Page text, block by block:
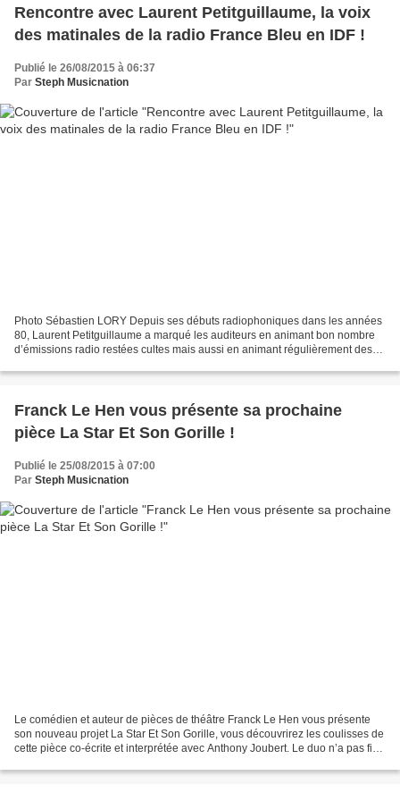
Rencontre avec Laurent Petitguillaume, la voix
des matinales de la radio France Bleu en IDF !
Publié le 26/08/2015 à 06:37
Par Steph Musicnation
Photo Sébastien LORY Depuis ses débuts radiophoniques dans les années
80, Laurent Petitguillaume a marqué les auditeurs en animant bon nombre
d’émissions radio restées cultes mais aussi en animant régulièrement des
Franck Le Hen vous présente sa prochaine
pièce La Star Et Son Gorille !
Publié le 25/08/2015 à 07:00
Par Steph Musicnation
Le comédien et auteur de pièces de théâtre Franck Le Hen vous présente
son nouveau projet La Star Et Son Gorille, vous découvrirez les coulisses de
cette pièce co-écrite et interprétée avec Anthony Joubert. Le duo n’a pas fini